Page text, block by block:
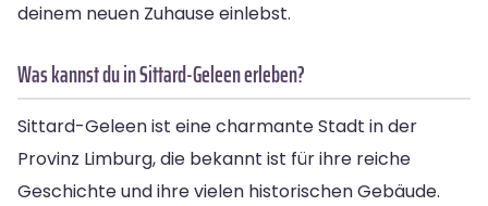
deinem neuen Zuhause einlebst.
Was kannst du in Sittard-Geleen erleben?
Sittard-Geleen ist eine charmante Stadt in der
Provinz Limburg, die bekannt ist für ihre reiche
Geschichte und ihre vielen historischen Gebäude.